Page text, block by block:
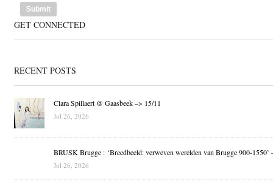
GET CONNECTED
RECENT POSTS
Clara Spillaert @ Gaasbeek –> 15/11
Jul 26, 2026
BRUSK Brugge : ‘Breedbeeld: verweven werelden van Brugge 900-1550’
Jul 26, 2026